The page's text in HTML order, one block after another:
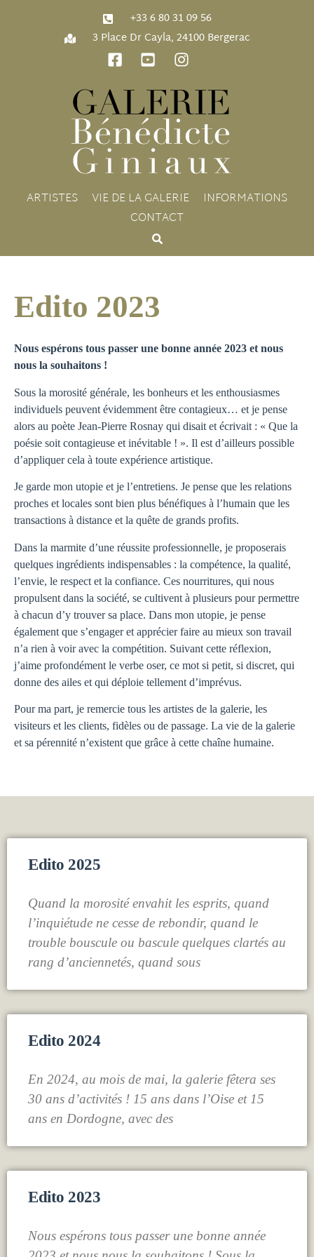
‭+33 6 80 31 09 56‬
3 Place Dr Cayla, 24100 Bergerac
ARTISTES VIE DE LA GALERIE
INFORMATIONS
CONTACT
Edito 2023
Nous espérons tous passer une bonne année 2023 et nous
nous la souhaitons !
Sous la morosité générale, les bonheurs et les enthousiasmes
individuels peuvent évidemment être contagieux… et je pense
alors au poète Jean-Pierre Rosnay qui disait et écrivait : « Que la
poésie soit contagieuse et inévitable ! ». Il est d’ailleurs possible
d’appliquer cela à toute expérience artistique.
Je garde mon utopie et je l’entretiens. Je pense que les relations
proches et locales sont bien plus bénéfiques à l’humain que les
transactions à distance et la quête de grands profits.
Dans la marmite d’une réussite professionnelle, je proposerais
quelques ingrédients indispensables : la compétence, la qualité,
l’envie, le respect et la confiance. Ces nourritures, qui nous
propulsent dans la société, se cultivent à plusieurs pour permettre
à chacun d’y trouver sa place. Dans mon utopie, je pense
également que s’engager et apprécier faire au mieux son travail
n’a rien à voir avec la compétition. Suivant cette réflexion,
j’aime profondément le verbe oser, ce mot si petit, si discret, qui
donne des ailes et qui déploie tellement d’imprévus.
Pour ma part, je remercie tous les artistes de la galerie, les
visiteurs et les clients, fidèles ou de passage. La vie de la galerie
et sa pérennité n’existent que grâce à cette chaîne humaine.
Edito 2025
Quand la morosité envahit les esprits, quand
l’inquiétude ne cesse de rebondir, quand le
trouble bouscule ou bascule quelques clartés au
rang d’anciennetés, quand sous
Edito 2024
En 2024, au mois de mai, la galerie fêtera ses
30 ans d’activités ! 15 ans dans l’Oise et 15
ans en Dordogne, avec des
Edito 2023
Nous espérons tous passer une bonne année